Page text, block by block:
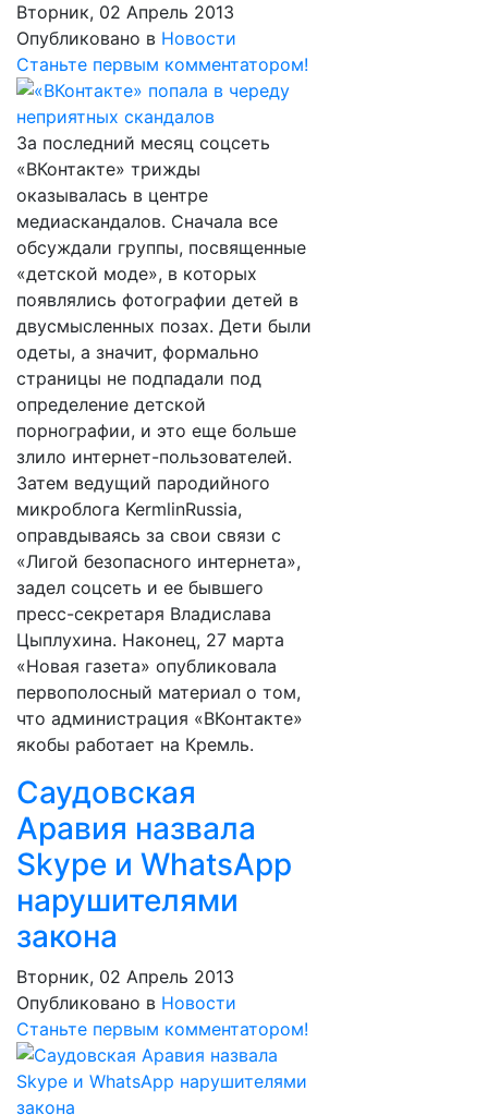
Вторник, 02 Апрель 2013
Опубликовано в Новости
Станьте первым комментатором!
За последний месяц соцсеть
«ВКонтакте» трижды
оказывалась в центре
медиаскандалов. Сначала все
обсуждали группы, посвященные
«детской моде», в которых
появлялись фотографии детей в
двусмысленных позах. Дети были
одеты, а значит, формально
страницы не подпадали под
определение детской
порнографии, и это еще больше
злило интернет-пользователей.
Затем ведущий пародийного
микроблога KermlinRussia,
оправдываясь за свои связи с
«Лигой безопасного интернета»,
задел соцсеть и ее бывшего
пресс-секретаря Владислава
Цыплухина. Наконец, 27 марта
«Новая газета» опубликовала
первополосный материал о том,
что администрация «ВКонтакте»
якобы работает на Кремль.
Саудовская
Аравия назвала
Skype и WhatsApp
нарушителями
закона
Вторник, 02 Апрель 2013
Опубликовано в Новости
Станьте первым комментатором!